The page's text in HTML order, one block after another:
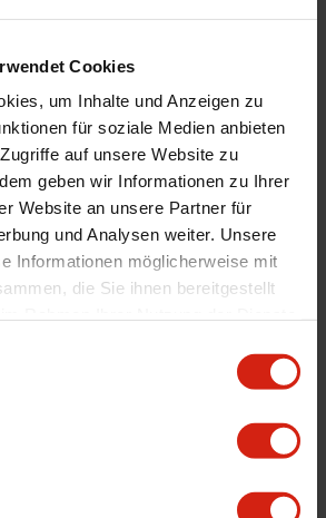
Cookies
um Inhalte und Anzeigen zu
für soziale Medien anbieten
auf unsere Website zu
geben wir Informationen zu Ihrer
Website an unsere Partner für
und Analysen weiter. Unsere
Informationen möglicherweise mit
die Sie ihnen bereitgestellt
WL W44107
Ja
Satz von 10
Nissan
Navara,Pathfinder
Nein